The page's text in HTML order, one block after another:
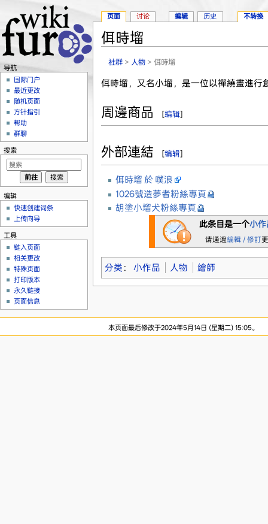
佴時塯
社群 > 人物 > 佴時塯
佴時塯，又名小塯，是一位以禪繞畫進行
周邊商品 [编辑]
外部連結 [编辑]
佴時塯 於 噗浪
1026號造夢者粉絲專頁
胡塗小塯犬粉絲專頁
此条目是一个小作
请通過編輯 / 修訂
分类 ： 小作品 人物 繪師
页面 讨论 编辑 历史 不转换
导航
国际门户
最近更改
随机页面
方针指引
帮助
群聊
搜索
编辑
快速创建词条
上传向导
工具
链入页面
相关更改
特殊页面
打印版本
永久链接
页面信息
本页面最后修改于2024年5月14日 (星期二) 15:05。